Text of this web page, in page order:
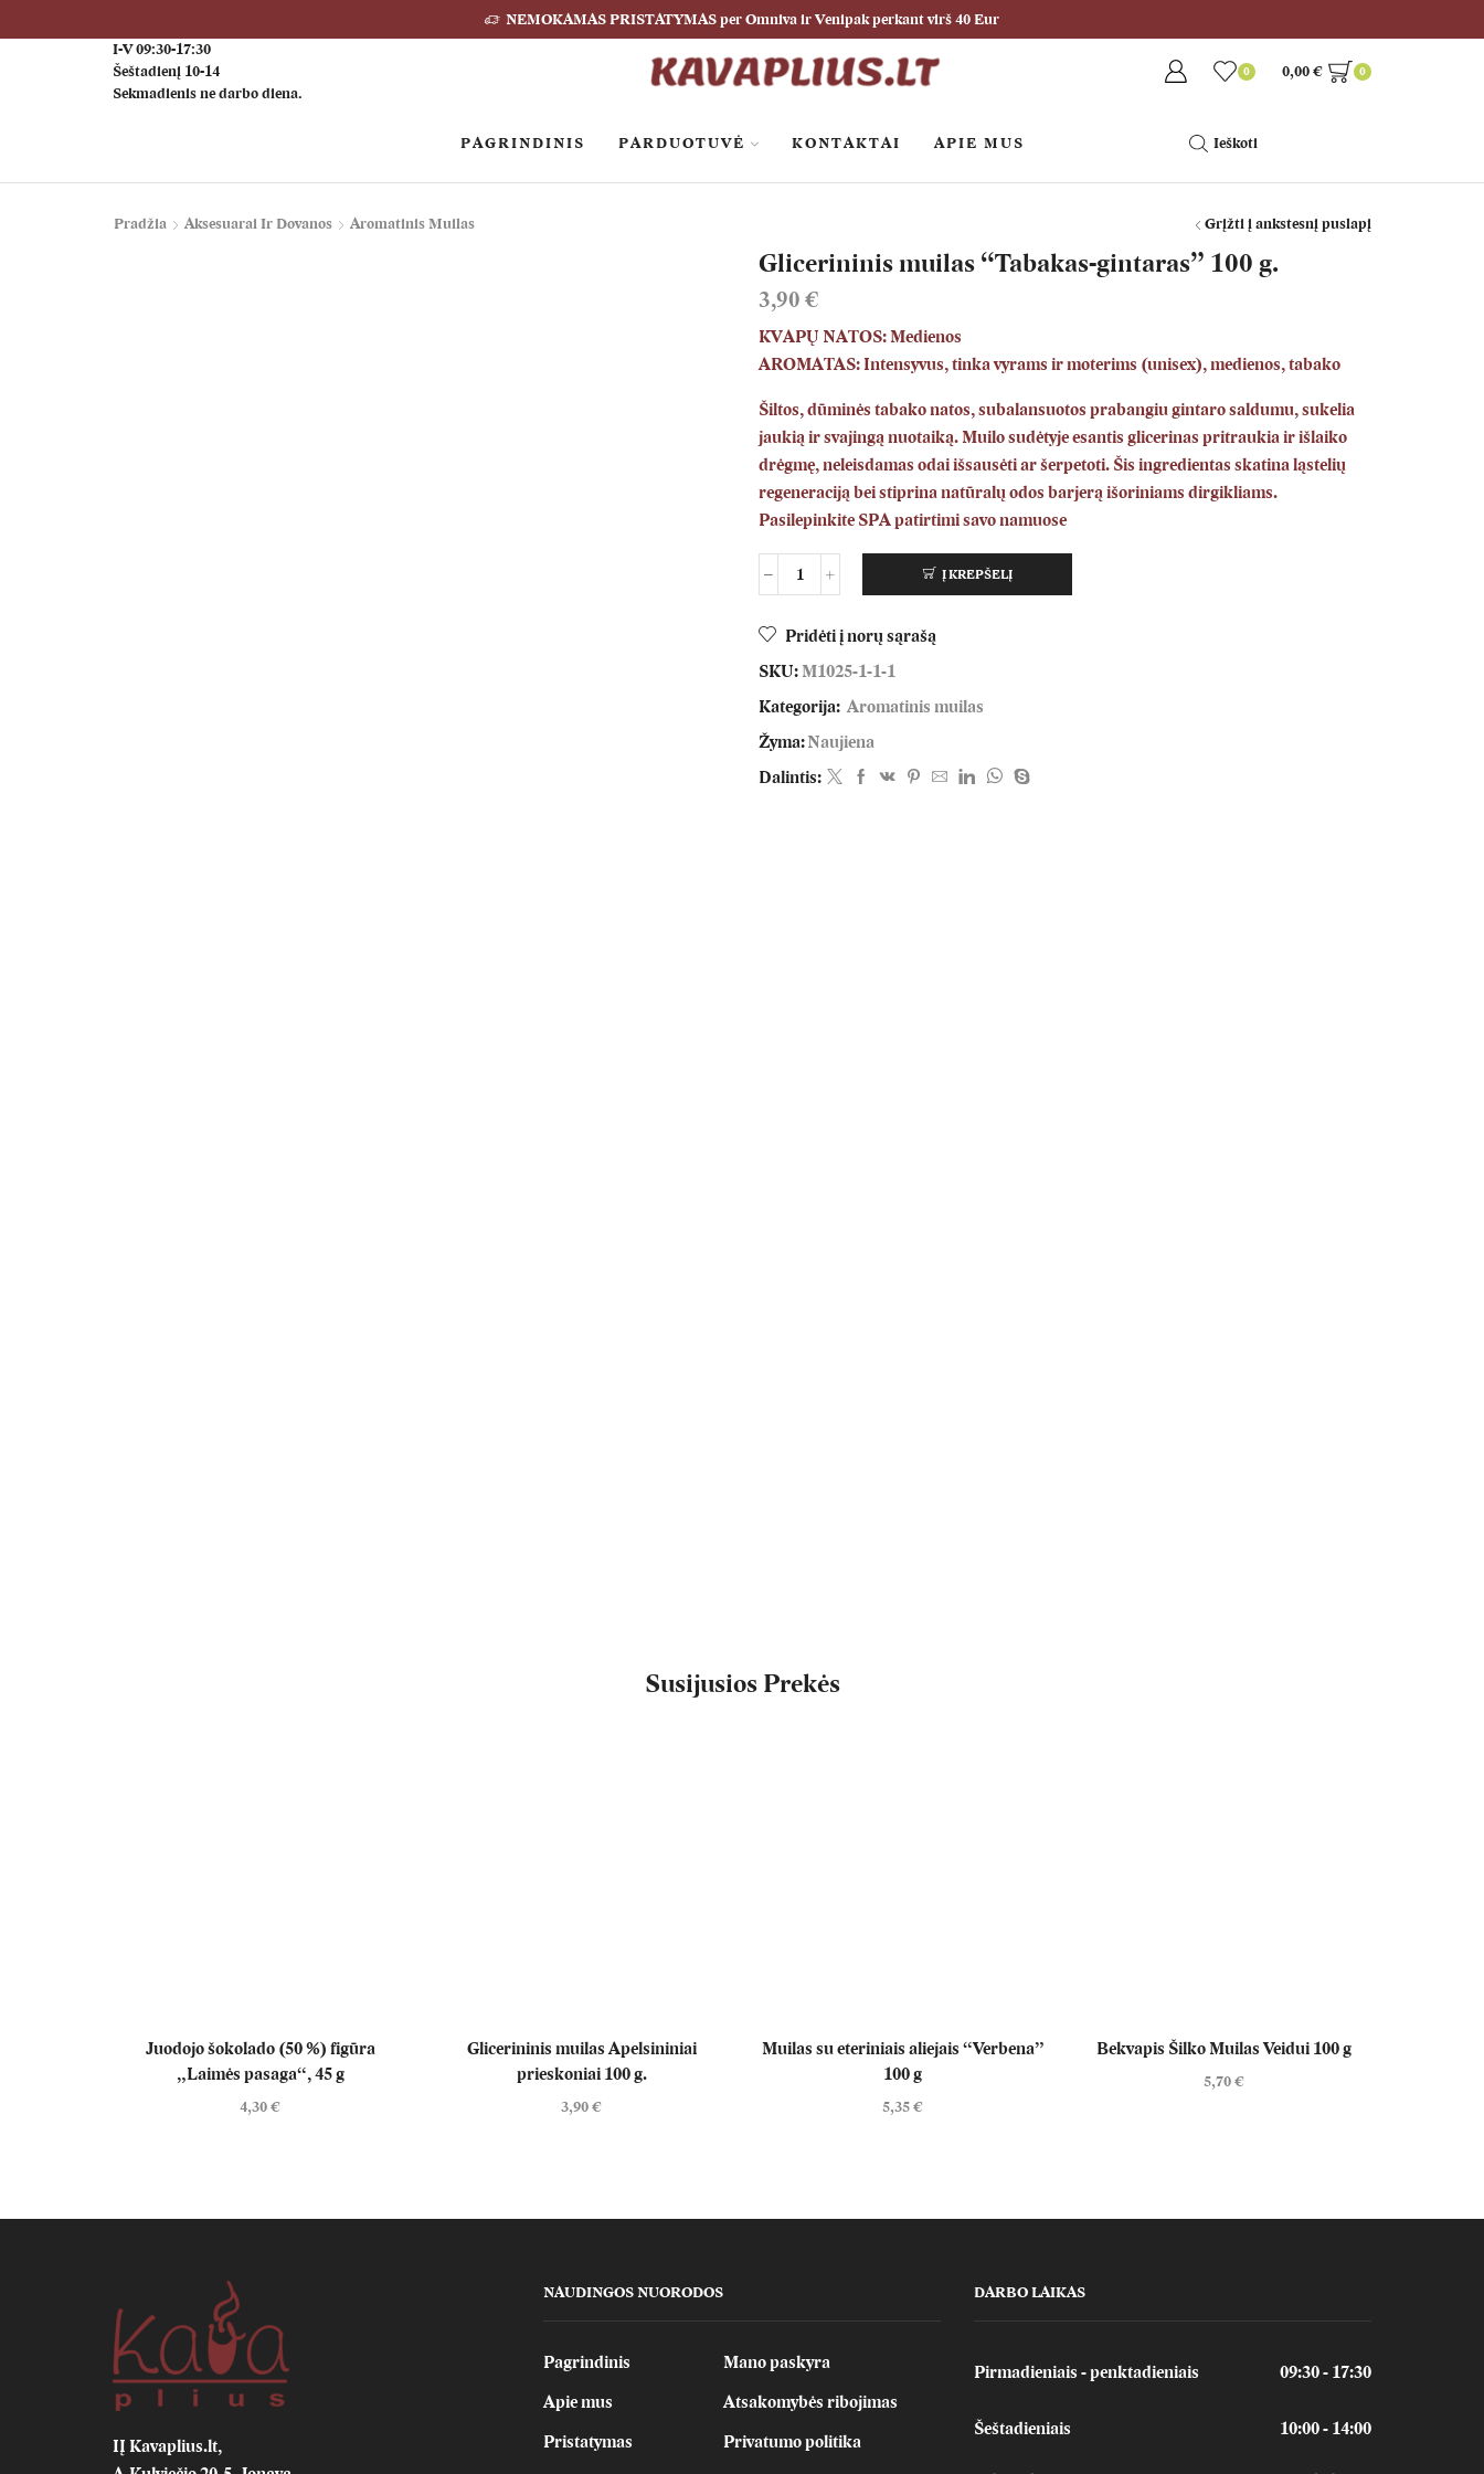
NEMOKAMAS PRISTATYMAS per Omniva ir Venipak perkant virš 40 Eur
I-V 09:30-17:30
Šeštadienį 10-14
Sekmadienis ne darbo diena.
0 0,00€ 0
PAGRINDINIS PARDUOTUVĖ KONTAKTAI APIE MUS Ieškoti
Pradžia Aksesuarai Ir Dovanos Aromatinis Muilas Grįžti į ankstesnį puslapį
Glicerininis muilas “Tabakas-gintaras” 100 g.
3,90 €
KVAPŲ NATOS: Medienos
AROMATAS: Intensyvus, tinka vyrams ir moterims (unisex), medienos, tabako
Šiltos, dūminės tabako natos, subalansuotos prabangiu gintaro saldumu, sukelia
jaukią ir svajingą nuotaiką. Muilo sudėtyje esantis glicerinas pritraukia ir išlaiko
drėgmę, neleisdamas odai išsausėti ar šerpetoti. Šis ingredientas skatina ląstelių
regeneraciją bei stiprina natūralų odos barjerą išoriniams dirgikliams.
Pasilepinkite SPA patirtimi savo namuose
Į KREPŠELĮ
Pridėti į norų sąrašą
SKU: M1025-1-1-1
Kategorija: Aromatinis muilas
Žyma:Naujiena
Dalintis:
Susijusios Prekės
Juodojo šokolado (50 %) figūra
„Laimės pasaga“, 45 g
4,30€
Glicerininis muilas Apelsininiai
prieskoniai 100 g.
3,90€
Muilas su eteriniais aliejais “Verbena”
100 g
5,35€
Bekvapis Šilko Muilas Veidui 100 g
5,70€
IĮ Kavaplius.lt,
NAUDINGOS NUORODOS
Pagrindinis
Apie mus
Pristatymas
Mano paskyra
Atsakomybės ribojimas
Privatumo politika
DARBO LAIKAS
Pirmadieniais - penktadieniais 09:30 - 17:30
Šeštadieniais 10:00 - 14:00